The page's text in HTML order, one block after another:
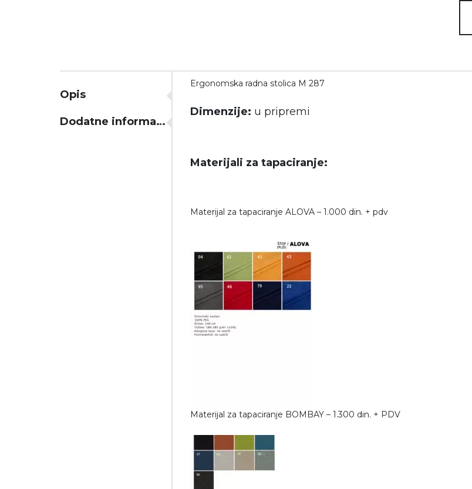
Opis
Dodatne informacije
Ergonomska radna stolica M 287
Dimenzije: u pripremi
Materijali za tapaciranje:
Materijal za tapaciranje ALOVA – 1.000 din. + pdv
Materijal za tapaciranje BOMBAY – 1.300 din. + PDV